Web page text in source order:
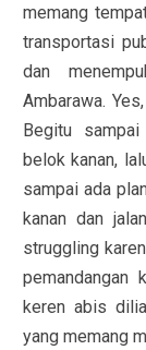
memang
transportasi
dan
Ambarawa.
Begitu
belok kanan,
sampai ada
kanan dan
struggling
pemandangan
keren abis
yang memang